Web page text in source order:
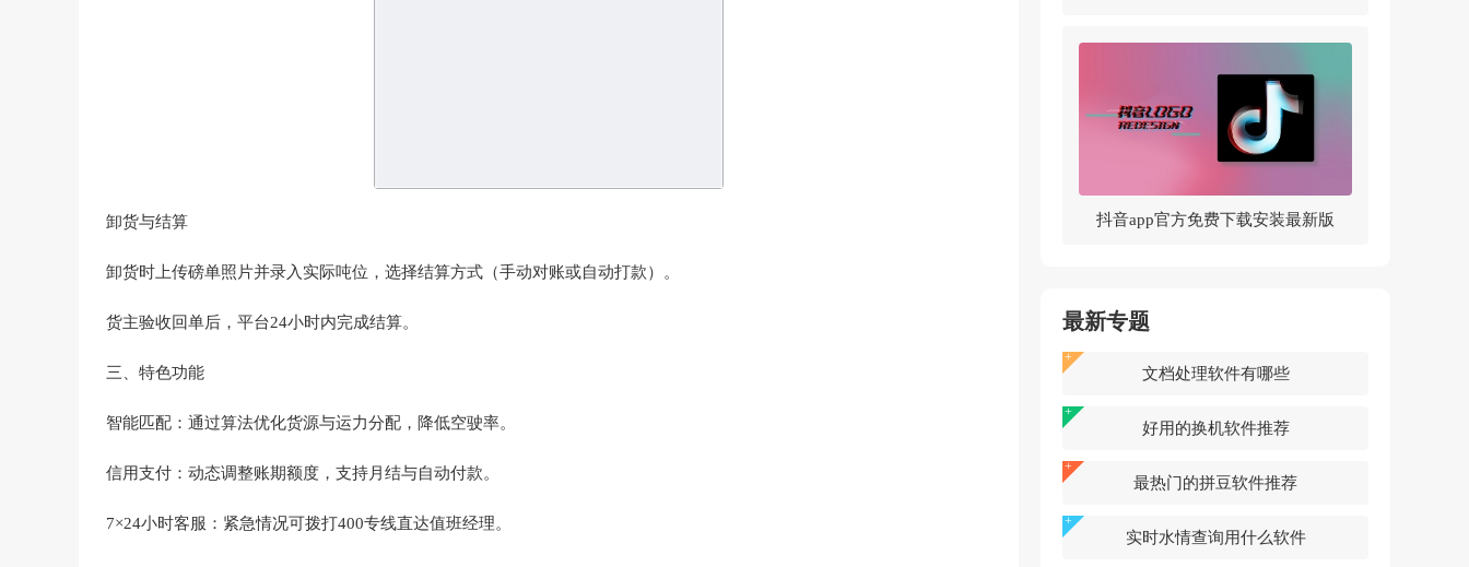
卸货与结算‌
卸货时上传磅单照片并录入实际吨位，选择结算方式（手动对账或自动打款）‌。
货主验收回单后，平台24小时内完成结算。
三、特色功能
智能匹配‌：通过算法优化货源与运力分配，降低空驶率‌。
信用支付‌：动态调整账期额度，支持月结与自动付款‌。
7×24小时客服‌：紧急情况可拨打400专线直达值班经理‌。
手)v14.0.30.46307 官方版
抖音app官方免费下载安装最新版
最新专题
文档处理软件有哪些
好用的换机软件推荐
最热门的拼豆软件推荐
实时水情查询用什么软件